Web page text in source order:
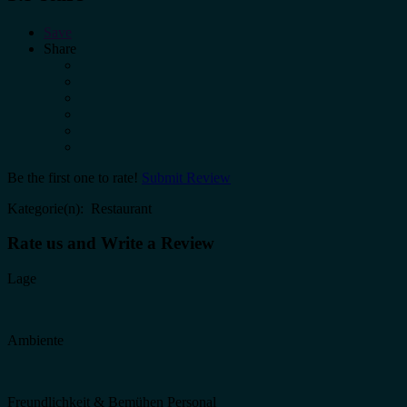
Share
Be the first one to rate! Submit Review
Kategorie(n): Restaurant
Rate us and Write a Review
Lage
Ambiente
Freundlichkeit & Bemühen Personal